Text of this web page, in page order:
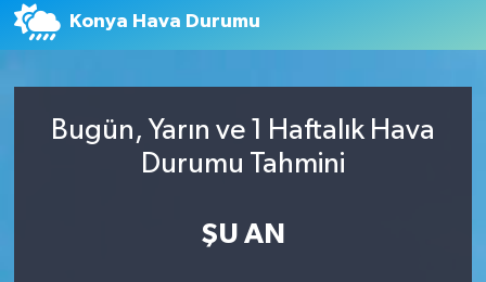
Konya Hava Durumu
Bugün, Yarın ve 1 Haftalık Hava
Durumu Tahmini
ŞU AN
Trafik Durumu
Tüm Manşetler